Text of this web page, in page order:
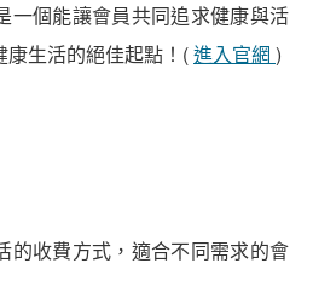
一個能讓會員共同追求健康與活
生活的絕佳起點！(進入官網 )
的收費方式，適合不同需求的會